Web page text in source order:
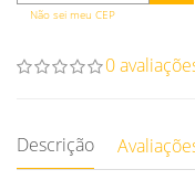
Não sei meu CEP
0
Descrição